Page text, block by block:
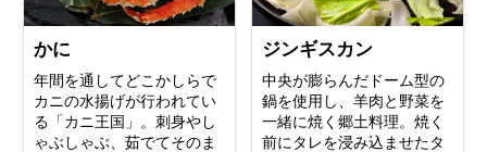
かに
年間を通してどこかしらで
カニの水揚げが行われてい
る「カニ王国」。刺身やし
ゃぶしゃぶ、茹でてそのま
ジンギスカン
中央が膨らんだドーム型の
鍋を使用し、羊肉と野菜を
一緒に焼く郷土料理。焼く
前にタレを浸み込ませたタ